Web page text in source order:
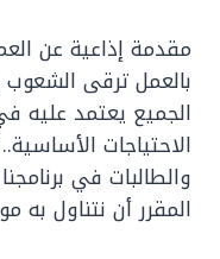
مقدمة إذاعية عن
بالعمل ترقى
الجميع يعتمد
الاحتياجات
والطالبات في
المقرر أن نتناول به